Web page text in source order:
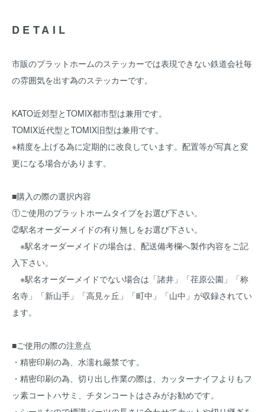
DETAIL
市販のプラットホームのステッカーでは表現できない鉄道会社毎
の雰囲気を出す為のステッカーです。
KATO近郊型とTOMIX都市型は兼用です。
TOMIX近代型とTOMIX旧型は兼用です。
※精度を上げる為に定期的に改良しています。配置等が写真と変
更になる場合があります。
■購入の際の選択内容
①ご使用のプラットホームタイプをお選び下さい。
②駅名オーダーメイドの有り無しをお選び下さい。
※駅名オーダーメイドの場合は、配送備考欄へ製作内容をご記
入下さい。
※駅名オーダーメイドでない場合は「諸井」「荏原公園」「称
名寺」「新山手」「高見ヶ丘」「町中」「山中」が収録されてい
ます。
■ご使用の際の注意点
・精密印刷の為、水濡れ厳禁です。
・精密印刷の為、切り出し作業の際は、カッターナイフよりもフ
ッ素コートハサミ、チタンコートはさみがお勧めです。